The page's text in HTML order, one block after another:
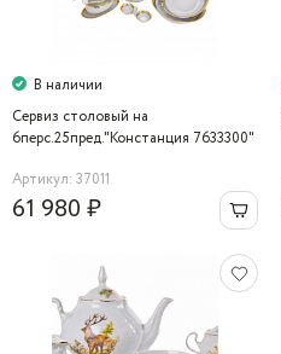
В наличии
Сервиз столовый на
6перс.25пред."Констанция 7633300"
Артикул: 37011
61 980 ₽